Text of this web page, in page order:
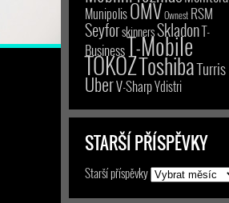
MunipolisOMVOwnest RSM
SeyforskinnersSkladonT-
BusinessT-Mobile
TOKOZToshibaTurris
UberV-SharpYdistri
STARŠÍ PŘÍSPĚVKY
Starší příspěvky